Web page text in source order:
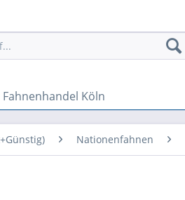
Fahnenhandel Köln
Nationenfahnen